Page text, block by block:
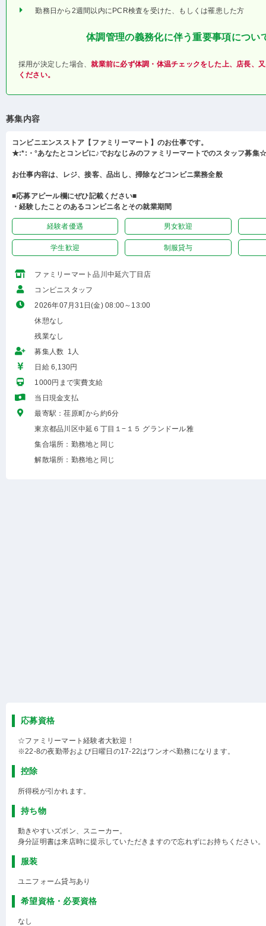
勤務日から2週間以内にPCR検査を受けた、もしくは罹患した方
体調管理の義務化に伴う重要事項につい
採用が決定した場合、就業前に必ず体調・体温チェックをした上、店長、
ください。
募集内容
コンビニエンスストア【ファミリーマート】のお仕事です。
★:*:・°あなたとコンビに♪でおなじみのファミリーマートでのスタッフ募集
お仕事内容は、レジ、接客、品出し、掃除などコンビニ業務全般
■応募アピール欄にぜひ記載ください■
・経験したことのあるコンビニ名とその就業期間
経験者優遇 男女歓迎
学生歓迎 制服貸与
ファミリーマート品川中延六丁目店
コンビニスタッフ
2026年07月31日(金) 08:00～13:00
休憩なし
残業なし
募集人数 1人
日給 6,130円
1000円まで実費支給
当日現金支払
最寄駅：荏原町から約6分
東京都品川区中延６丁目１−１５ グランドール雅
集合場所：勤務地と同じ
解散場所：勤務地と同じ
応募資格
☆ファミリーマート経験者大歓迎！
※22-8の夜勤帯および日曜日の17-22はワンオペ勤務になります。
控除
所得税が引かれます。
持ち物
動きやすいズボン、スニーカー。
身分証明書は来店時に提示していただきますので忘れずにお持ちください。
服装
ユニフォーム貸与あり
希望資格・必要資格
なし